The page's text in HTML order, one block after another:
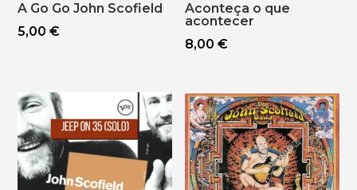
A Go Go John Scofield
5,00€
Aconteça o que
acontecer
8,00€